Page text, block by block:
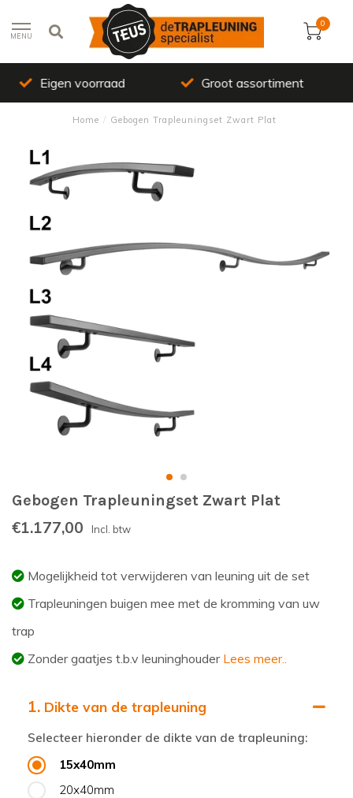
MENU
0
Groot assortiment Top kwaliteit
Home / Gebogen Trapleuningset Zwart Plat
Gebogen Trapleuningset Zwart Plat
€1.177,00 Incl. btw
Mogelijkheid tot verwijderen van leuning uit de set
Trapleuningen buigen mee met de kromming van uw
trap
Zonder gaatjes t.b.v leuninghouder Lees meer..
1. Dikte van de trapleuning
Selecteer hieronder de dikte van de trapleuning:
15x40mm
20x40mm